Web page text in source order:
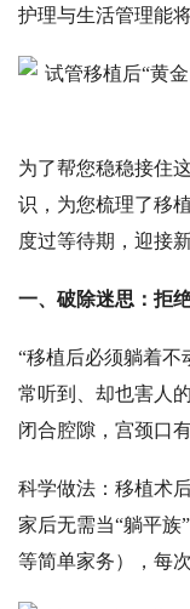
护理与生活管理能
过度紧张往往让人
为了帮您稳稳接住
识，为您梳理了移
度过等待期，迎接
一、 破除迷思：拒
“移植后必须躺着不
常听到、却也害人
闭合腔隙，宫颈口
率，反而会造成盆
栓风险，甚至危及
痛、便秘和消化不
科学做法：移植术
家后无需当“躺平族
等简单家务），每
全身及子宫内膜的